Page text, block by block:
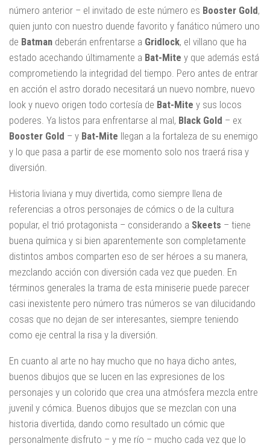
número anterior – el invitado de este número es Booster Gold,
quien junto con nuestro duende favorito y fanático número uno
de Batman deberán enfrentarse a Gridlock, el villano que ha
estado acechando últimamente a Bat-Mite y que además está
comprometiendo la integridad del tiempo. Pero antes de entrar
en acción el astro dorado necesitará un nuevo nombre, nuevo
look y nuevo origen todo cortesía de Bat-Mite y sus locos
poderes. Ya listos para enfrentarse al mal, Black Gold – ex
Booster Gold – y Bat-Mite llegan a la fortaleza de su enemigo
y lo que pasa a partir de ese momento solo nos traerá risa y
diversión.
Historia liviana y muy divertida, como siempre llena de
referencias a otros personajes de cómics o de la cultura
popular, el trió protagonista – considerando a Skeets – tiene
buena química y si bien aparentemente son completamente
distintos ambos comparten eso de ser héroes a su manera,
mezclando acción con diversión cada vez que pueden. En
términos generales la trama de esta miniserie puede parecer
casi inexistente pero número tras números se van dilucidando
cosas que no dejan de ser interesantes, siempre teniendo
como eje central la risa y la diversión.
En cuanto al arte no hay mucho que no haya dicho antes,
buenos dibujos que se lucen en las expresiones de los
personajes y un colorido que crea una atmósfera mezcla entre
juvenil y cómica. Buenos dibujos que se mezclan con una
historia divertida, dando como resultado un cómic que
personalmente disfruto – y me río – mucho cada vez que lo